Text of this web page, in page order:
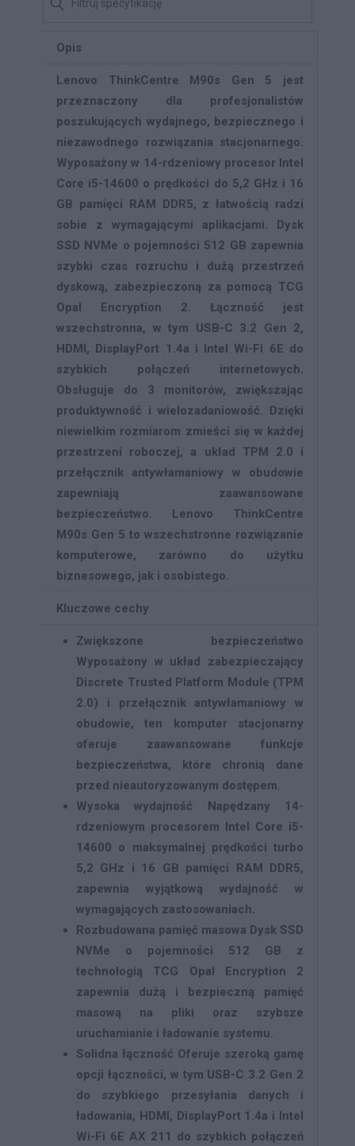
Opis
Lenovo ThinkCentre M90s Gen 5 jest
przeznaczony dla profesjonalistów
poszukujących wydajnego, bezpiecznego i
niezawodnego rozwiązania stacjonarnego.
Wyposażony w 14-rdzeniowy procesor Intel
Core i5-14600 o prędkości do 5,2 GHz i 16
GB pamięci RAM DDR5, z łatwością radzi
sobie z wymagającymi aplikacjami. Dysk
SSD NVMe o pojemności 512 GB zapewnia
szybki czas rozruchu i dużą przestrzeń
dyskową, zabezpieczoną za pomocą TCG
Opal Encryption 2. Łączność jest
wszechstronna, w tym USB-C 3.2 Gen 2,
HDMI, DisplayPort 1.4a i Intel Wi-Fi 6E do
szybkich połączeń internetowych.
Obsługuje do 3 monitorów, zwiększając
produktywność i wielozadaniowość. Dzięki
niewielkim rozmiarom zmieści się w każdej
przestrzeni roboczej, a układ TPM 2.0 i
przełącznik antywłamaniowy w obudowie
zapewniają zaawansowane
bezpieczeństwo. Lenovo ThinkCentre
M90s Gen 5 to wszechstronne rozwiązanie
komputerowe, zarówno do użytku
biznesowego, jak i osobistego.
Kluczowe cechy
Zwiększone bezpieczeństwo
Wyposażony w układ zabezpieczający
Discrete Trusted Platform Module (TPM
2.0) i przełącznik antywłamaniowy w
obudowie, ten komputer stacjonarny
oferuje zaawansowane funkcje
bezpieczeństwa, które chronią dane
przed nieautoryzowanym dostępem.
Wysoka wydajność Napędzany 14-
rdzeniowym procesorem Intel Core i5-
14600 o maksymalnej prędkości turbo
5,2 GHz i 16 GB pamięci RAM DDR5,
zapewnia wyjątkową wydajność w
wymagających zastosowaniach.
Rozbudowana pamięć masowa Dysk SSD
NVMe o pojemności 512 GB z
technologią TCG Opal Encryption 2
zapewnia dużą i bezpieczną pamięć
masową na pliki oraz szybsze
uruchamianie i ładowanie systemu.
Solidna łączność Oferuje szeroką gamę
opcji łączności, w tym USB-C 3.2 Gen 2
do szybkiego przesyłania danych i
ładowania, HDMI, DisplayPort 1.4a i Intel
Wi-Fi 6E AX 211 do szybkich połączeń